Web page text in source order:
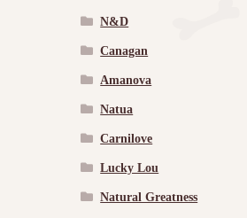
N&D
Canagan
Amanova
Natua
Carnilove
Lucky Lou
Natural Greatness